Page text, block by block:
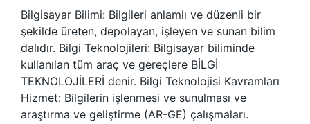
Bilgisayar Bilimi: Bilgileri anlamlı ve düzenli bir
şekilde üreten, depolayan, işleyen ve sunan bilim
dalıdır. Bilgi Teknolojileri: Bilgisayar biliminde
kullanılan tüm araç ve gereçlere BİLGİ
TEKNOLOJİLERİ denir. Bilgi Teknolojisi Kavramları
Hizmet: Bilgilerin işlenmesi ve sunulması ve
araştırma ve geliştirme (AR-GE) çalışmaları.